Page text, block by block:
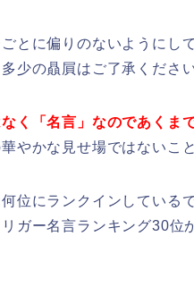
とに偏りのないようにし
少の贔屓はご了承ください
なく「名言」なのであく
やかな見せ場ではないこ
位にランクインしている
ガー名言ランキング30位